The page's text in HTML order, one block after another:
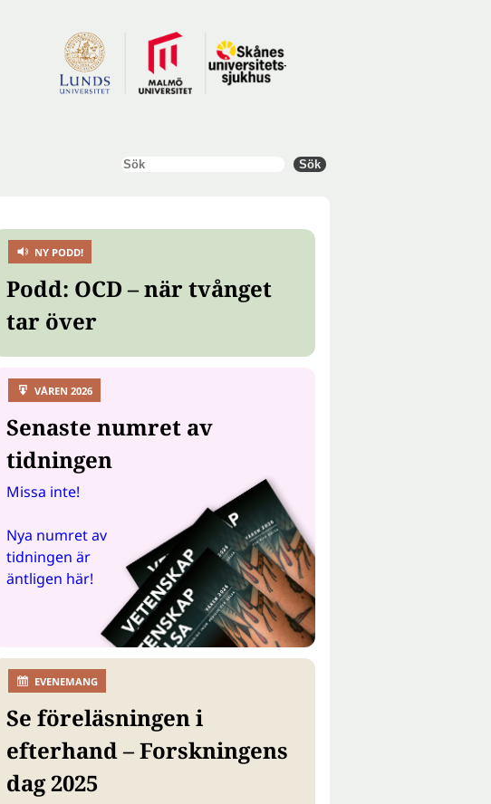
Sök Sök
NY PODD!
Podd: OCD – när tvånget
tar över
VÅREN 2026
Senaste numret av
tidningen
Missa inte!
Nya numret av
tidningen är
äntligen här!
EVENEMANG
Se föreläsningen i
efterhand – Forskningens
dag 2025